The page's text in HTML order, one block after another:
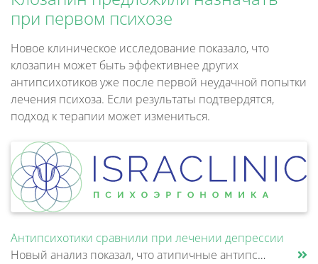
при первом психозе
Новое клиническое исследование показало, что
клозапин может быть эффективнее других
антипсихотиков уже после первой неудачной попытки
лечения психоза. Если результаты подтвердятся,
подход к терапии может измениться.
Антипсихотики сравнили при лечении депрессии
Новый анализ показал, что атипичные антипсихотики, которые иногда добавляют к антидепрессантам при большом депрессивном......